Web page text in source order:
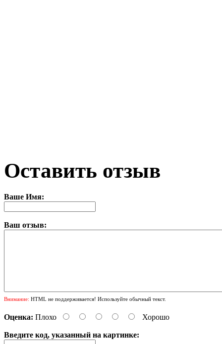
Оставить отзыв
Ваше Имя:
Ваш отзыв:
Внимание: HTML не поддерживается! Используйте обычный текст.
Оценка: Плохо Хорошо
Введите код, указанный на картинке: